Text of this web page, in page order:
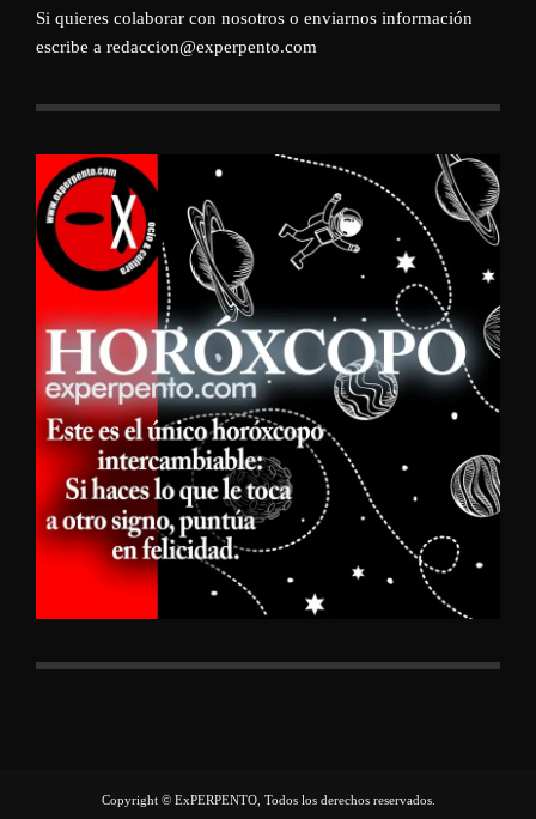
Si quieres colaborar con nosotros o enviarnos información
escribe a redaccion@experpento.com
Copyright © ExPERPENTO, Todos los derechos reservados.